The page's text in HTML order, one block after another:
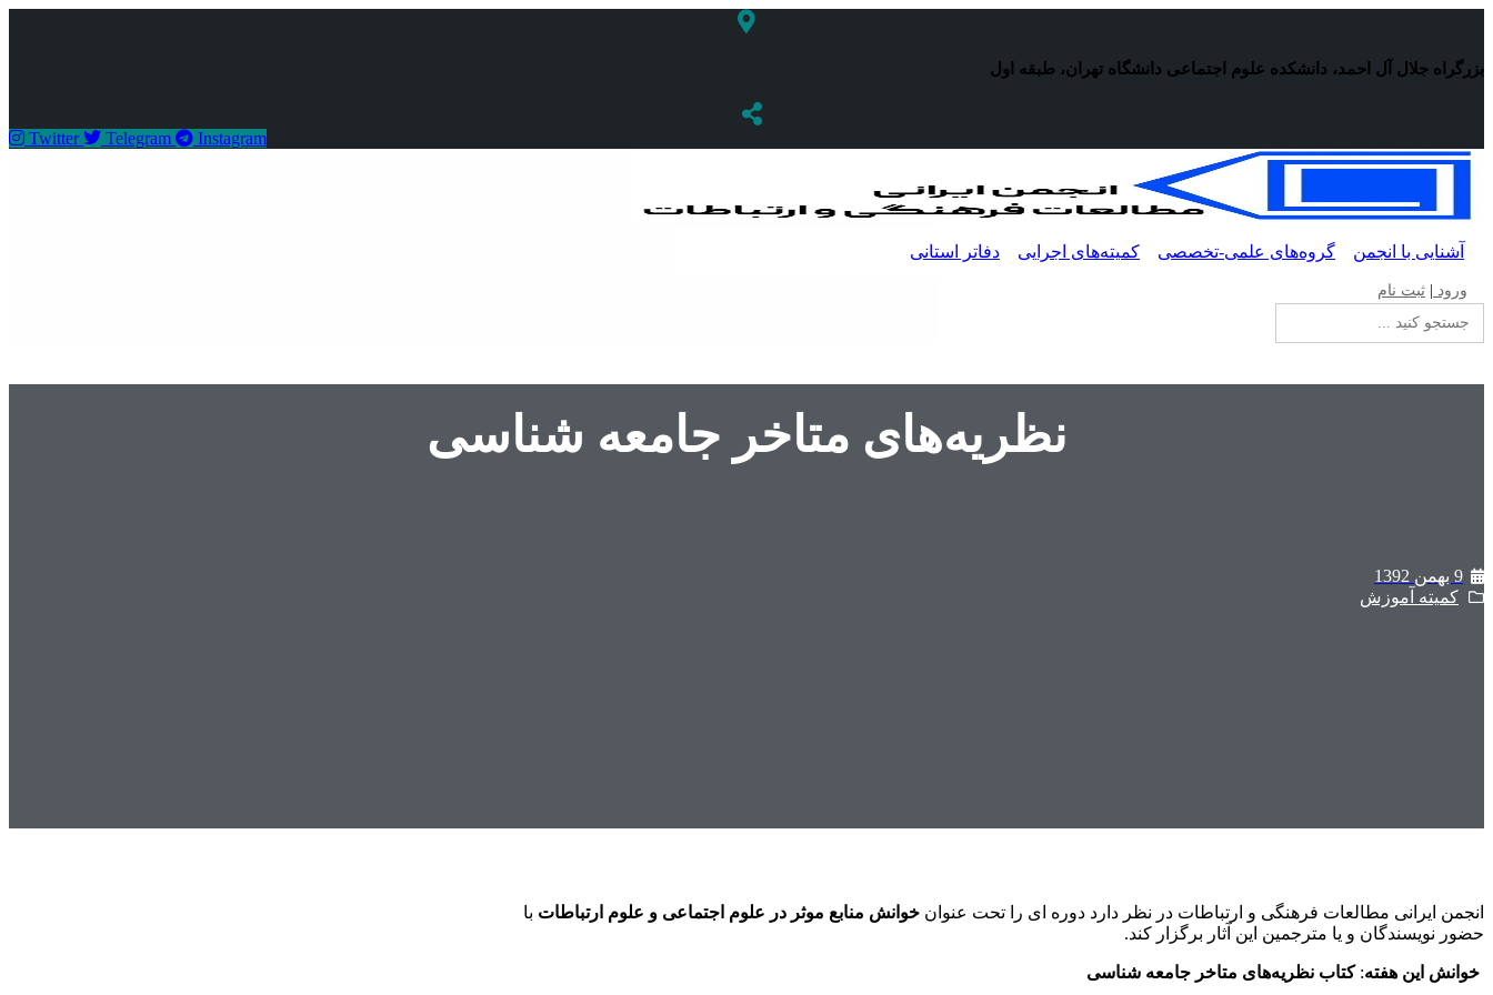
محتوا
بزرگراه جلال آل احمد، دانشکده علوم اجتماعی دانشگاه تهران، طبقه اول
Twitter Telegram Instagram
آشنایی با انجمن گروه‌های علمی-تخصصی کمیته‌های اجرایی دفاتر استانی
ورود ثبت نام
جستجو
برای:
نظریه‌های متاخر جامعه شناسی
9 بهمن 1392
کمیته آموزش
انجمن ایرانی مطالعات فرهنگی و ارتباطات در نظر دارد دوره ای را تحت عنوان خوانش منابع موثر در علوم اجتماعی و علوم ارتباطات با
حضور نویسندگان و یا مترجمین این آثار برگزار کند.
خوانش این هفته:کتاب نظریه‌های متاخر جامعه شناسی